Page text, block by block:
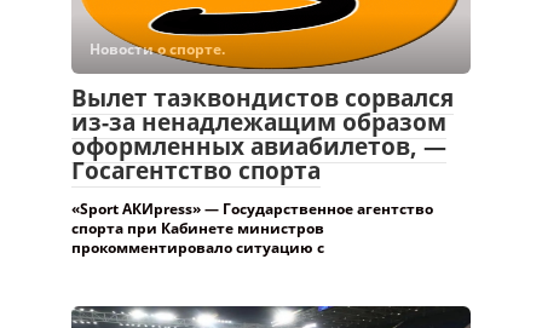
Новости о спорте.
Вылет таэквондистов сорвался
из-за ненадлежащим образом
оформленных авиабилетов, —
Госагентство спорта
«Sport АКИpress» — Государственное агентство
спорта при Кабинете министров
прокомментировало ситуацию с